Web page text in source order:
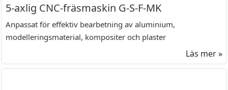
5-axlig CNC-fräsmaskin G-S-F-MK
Anpassat för effektiv bearbetning av aluminium,
modelleringsmaterial, kompositer och plaster
Läs mer »